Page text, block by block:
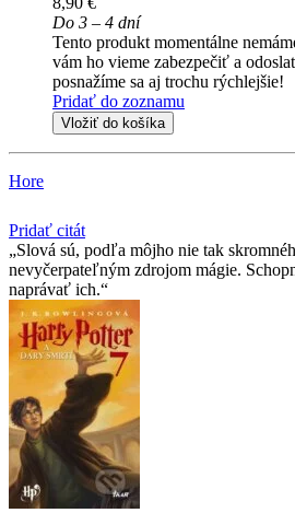
Do 3 – 4 dní
Tento produkt momentálne
vám ho vieme zabezpečiť a
posnažíme sa aj trochu rýchlejšie!
Pridať do zoznamu
Vložiť do košíka
Hore
Pridať citát
Slová sú, podľa môjho nie tak
nevyčerpateľným zdrojom mágie.
naprávať ich.